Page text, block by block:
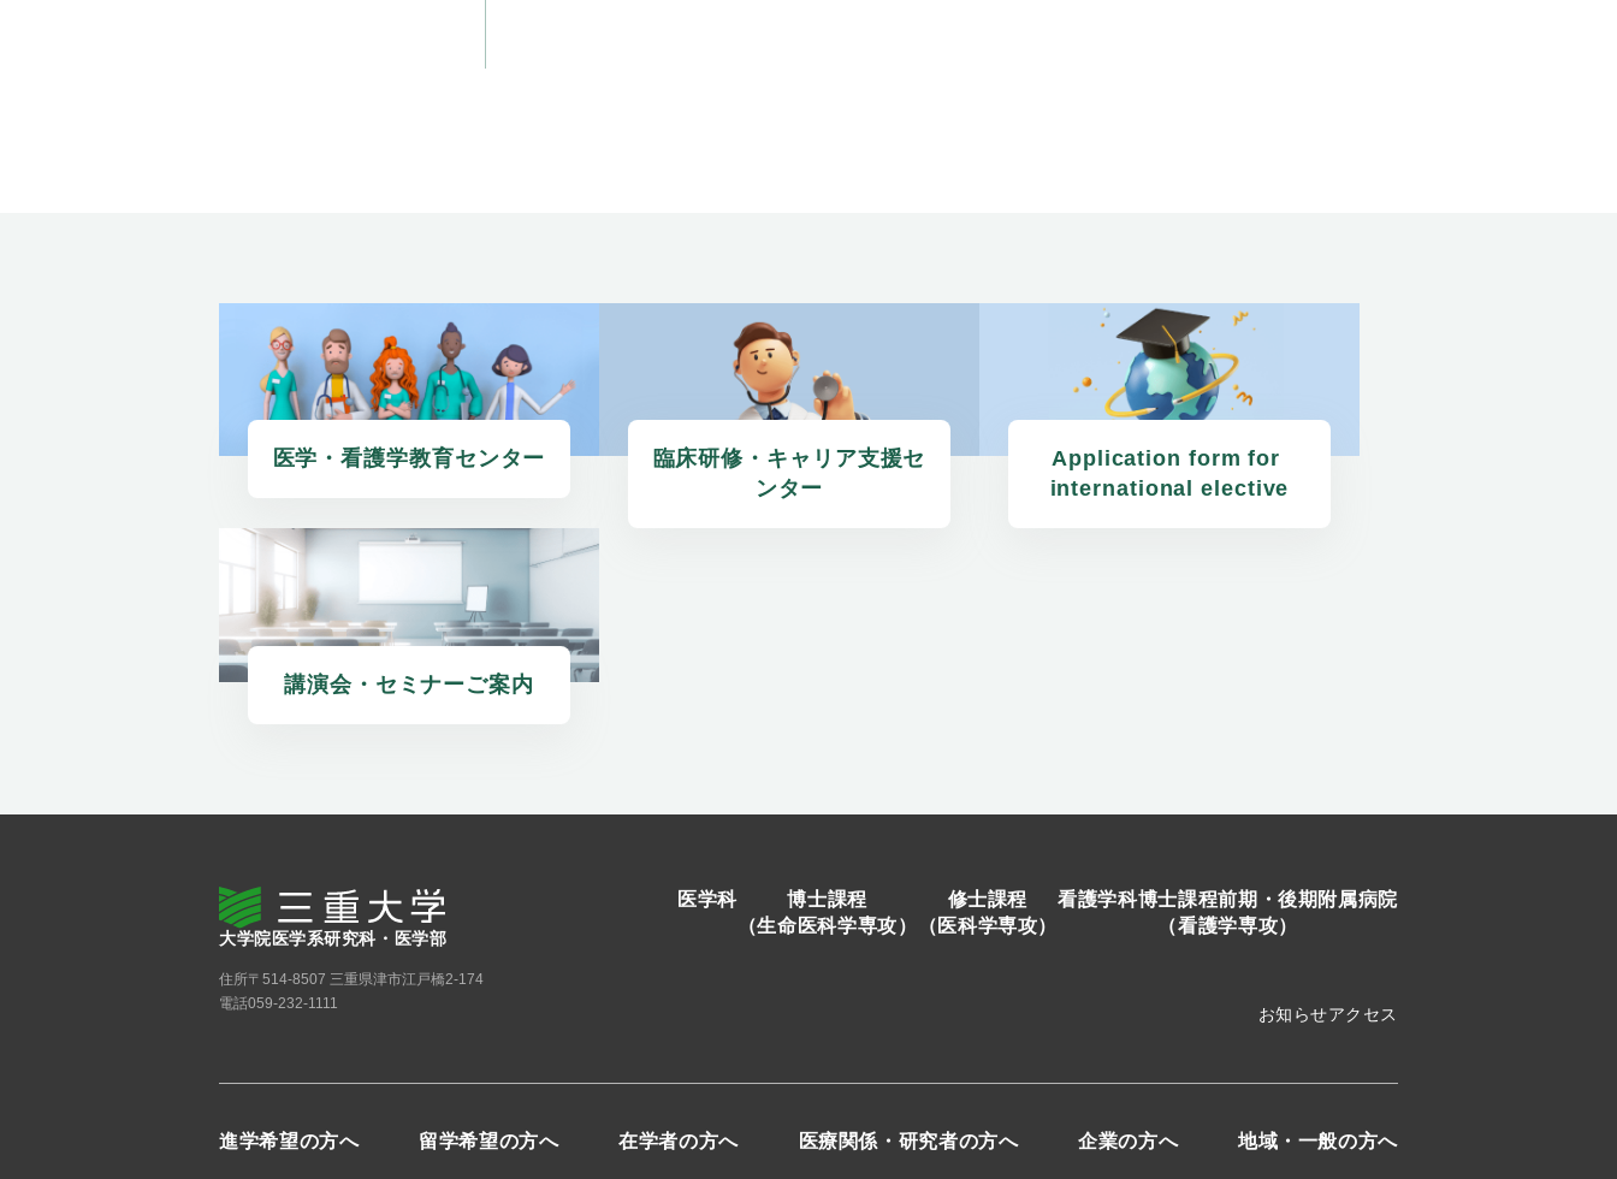
医学・看護学教育センター
臨床研修・キャリア支援セ
ンター
Application form for
international elective
講演会・セミナーご案内
大学院医学系研究科・医学部
住所〒514-8507 三重県津市江戸橋2-174
電話059-232-1111
医学科
博士課程
（生命医科学専攻）
修士課程
（医科学専攻）
看護学科博士課程前期・後期
（看護学専攻）
附属病院
お知らせアクセス
進学希望の方へ 留学希望の方へ 在学者の方へ 医療関係・研究者の方へ 企業の方へ 地域・一般の方へ